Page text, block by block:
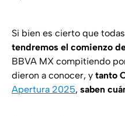
Si bien es cierto que
tendremos el comienzo
BBVA MX compitiendo
dieron a conocer, y tanto
Apertura 2025, saben